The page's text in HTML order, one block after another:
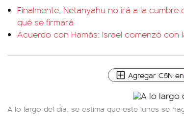
Finalmente, Netanyahu no irá a la
qué se firmará
Acuerdo con Hamás: Israel comenzó con
Agregar C5N en
A lo largo del día, se estima que este lunes se